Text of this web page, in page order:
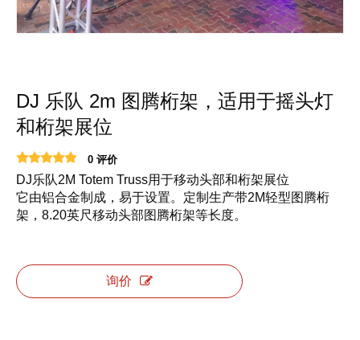
DJ 乐队 2m 图腾桁架，适用于摇头灯
和桁架展位
0 评价
DJ乐队2M Totem Truss用于移动头部和桁架展位
它由铝合金制成，易于设置。定制生产带2M轻型图腾桁
架，8.20英尺移动头部图腾桁架等长度。
询价